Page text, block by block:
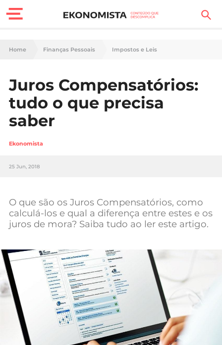
Finanças Pessoais
Carreira
Casa
Lifestyle
Sociedade
Negócios
Mundial 2026
Home Finanças Pessoais Impostos e Leis
Juros Compensatórios:
tudo o que precisa
saber
Ekonomista
25 Jun, 2018
O que são os Juros Compensatórios, como
calculá-los e qual a diferença entre estes e os
juros de mora? Saiba tudo ao ler este artigo.